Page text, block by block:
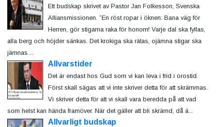
Ett budskap skrivet av Pastor Jan Folkesson, Svenska
Alliansmissionen. ”En röst ropar i öknen: Bana väg för
Herren, gör stigarna raka för honom! Varje dal ska fyllas,
alla berg och höjder sänkas. Det krokiga ska rätas, ojämna stigar ska
jämnas....
Allvarstider
Det är endast hos Gud som vi kan leva i frid i orostid.
Först skall sägas att vi inte skriver detta för att skrämmas.
Vi skriver detta för att vi skall vara beredda på att vad
som helst kan hända framöver. När det gäller att bli skrämd, då ä...
Allvarligt budskap